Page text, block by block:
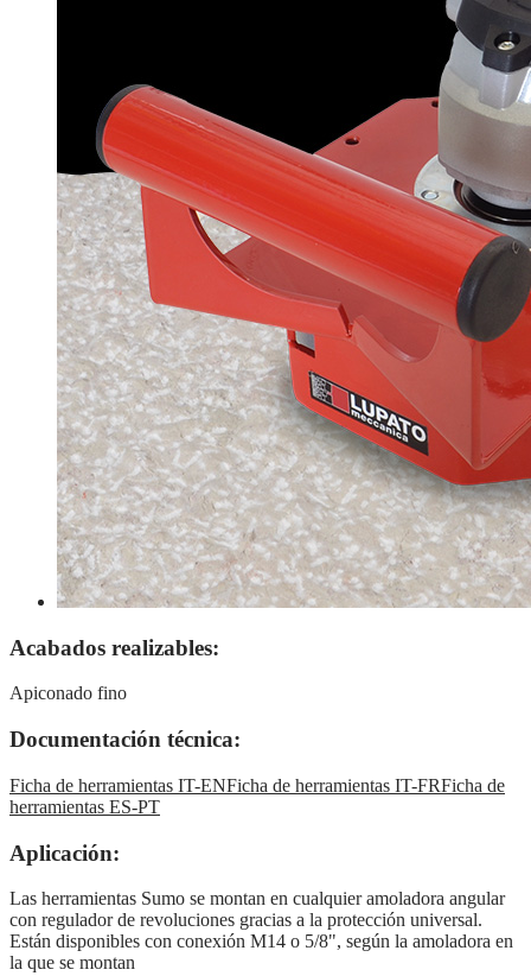
Acabados realizables:
Apiconado fino
Documentación técnica:
Ficha de herramientas IT-ENFicha de herramientas IT-FRFicha de
herramientas ES-PT
Aplicación:
Las herramientas Sumo se montan en cualquier amoladora angular
con regulador de revoluciones gracias a la protección universal.
Están disponibles con conexión M14 o 5/8", según la amoladora en
la que se montan